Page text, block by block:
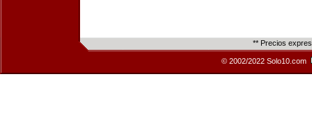
** Precios
© 2002/2022 Solo10.com